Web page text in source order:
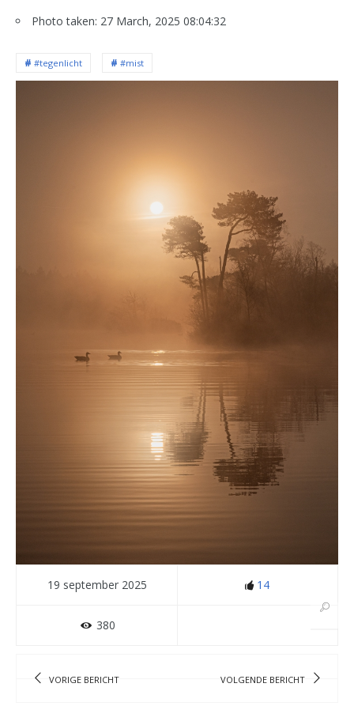
Photo taken: 27 March, 2025 08:04:32
#tegenlicht #mist
19 september 2025 14
380
VORIGE BERICHT VOLGENDE BERICHT